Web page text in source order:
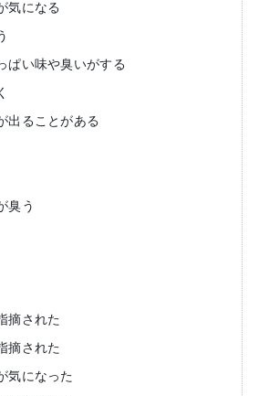
気になる
ぱい味や臭いがする
出ることがある
臭う
摘された
摘された
気になった